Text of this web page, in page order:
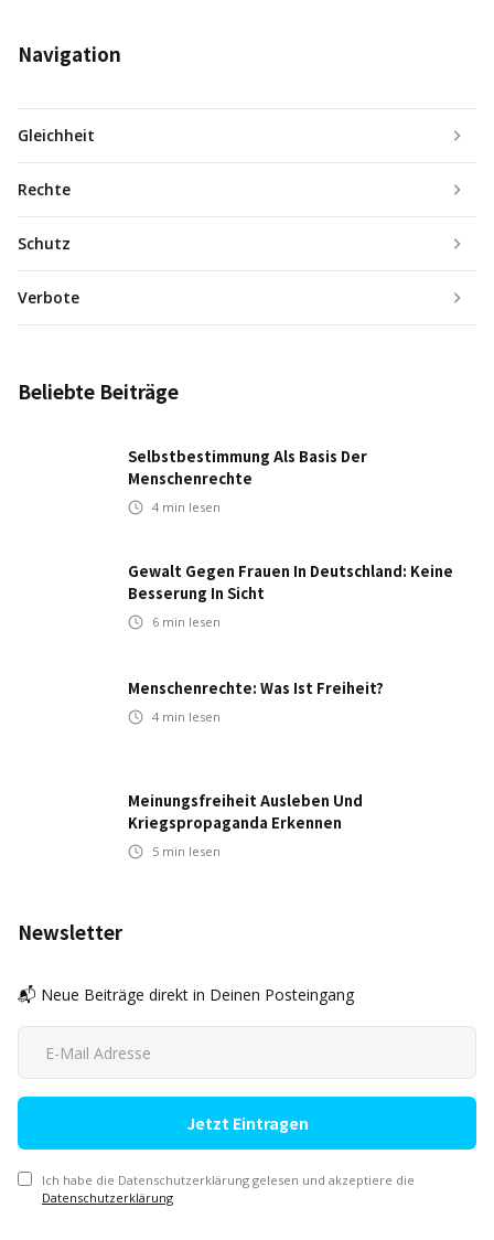
Navigation
Gleichheit
Rechte
Schutz
Verbote
Beliebte Beiträge
Selbstbestimmung Als Basis Der
Menschenrechte
4 min lesen
Gewalt Gegen Frauen In Deutschland: Keine
Besserung In Sicht
6 min lesen
Menschenrechte: Was Ist Freiheit?
4 min lesen
Meinungsfreiheit Ausleben Und
Kriegspropaganda Erkennen
5 min lesen
Newsletter
📬 Neue Beiträge direkt in Deinen Posteingang
Ich habe die Datenschutzerklärung gelesen und akzeptiere die
Datenschutzerklärung